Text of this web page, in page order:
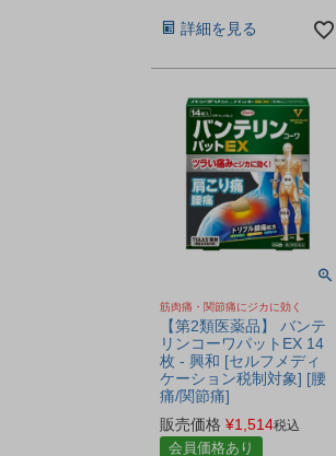
詳細を見る
筋肉痛・関節痛にジカに効く
【第2類医薬品】 バンテ
リンコーワパットEX 14
枚 - 興和 [セルフメディ
ケーション税制対象] [腰
痛/関節痛]
販売価格 ¥1,514税込
会員価格あり